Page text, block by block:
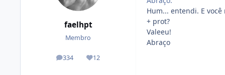
faelhpt
Membro
334
posts 12
Reputação
Hum... entendi. E
+ prot?
Valeeu!
Abraço